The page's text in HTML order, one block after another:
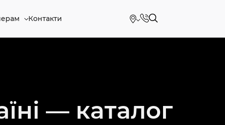
Контакти
— каталог